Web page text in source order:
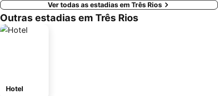
Ver todas as estadias em Três Rios
Outras estadias em Três Rios
Hotel